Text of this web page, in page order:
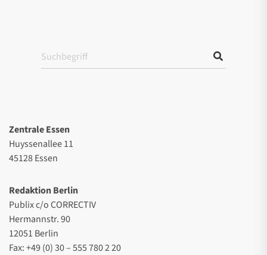
Zentrale Essen
Huyssenallee 11
45128 Essen
Redaktion Berlin
Publix c/o CORRECTIV
Hermannstr. 90
12051 Berlin
Fax: +49 (0) 30 – 555 780 2 20